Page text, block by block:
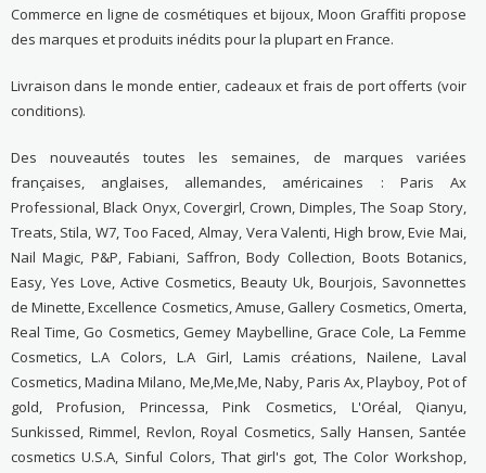
Commerce en ligne de cosmétiques et bijoux, Moon Graffiti propose
des marques et produits inédits pour la plupart en France.
Livraison dans le monde entier, cadeaux et frais de port offerts (voir
conditions).
Des nouveautés toutes les semaines, de marques variées
françaises, anglaises, allemandes, américaines : Paris Ax
Professional, Black Onyx, Covergirl, Crown, Dimples, The Soap Story,
Treats, Stila, W7, Too Faced, Almay, Vera Valenti, High brow, Evie Mai,
Nail Magic, P&P, Fabiani, Saffron, Body Collection, Boots Botanics,
Easy, Yes Love, Active Cosmetics, Beauty Uk, Bourjois, Savonnettes
de Minette, Excellence Cosmetics, Amuse, Gallery Cosmetics, Omerta,
Real Time, Go Cosmetics, Gemey Maybelline, Grace Cole, La Femme
Cosmetics, L.A Colors, L.A Girl, Lamis créations, Nailene, Laval
Cosmetics, Madina Milano, Me,Me,Me, Naby, Paris Ax, Playboy, Pot of
gold, Profusion, Princessa, Pink Cosmetics, L'Oréal, Qianyu,
Sunkissed, Rimmel, Revlon, Royal Cosmetics, Sally Hansen, Santée
cosmetics U.S.A, Sinful Colors, That girl's got, The Color Workshop,